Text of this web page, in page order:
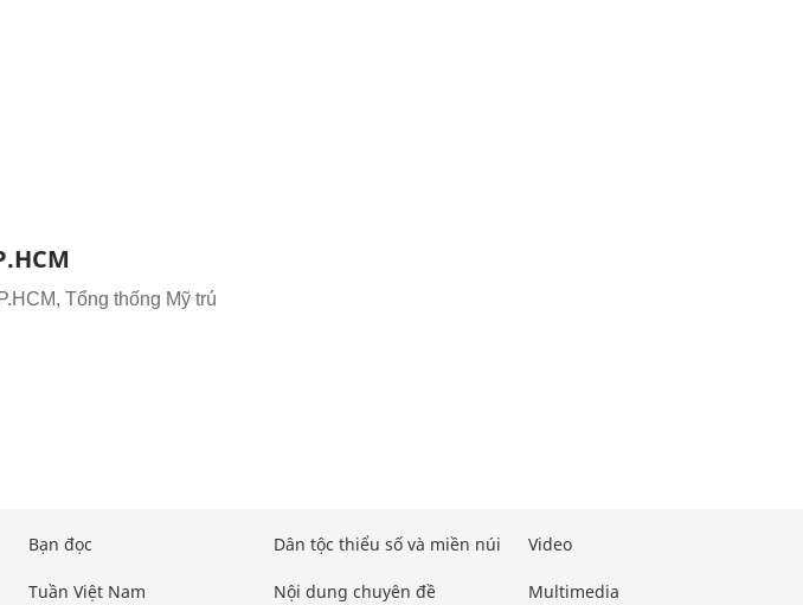
Tổng thống Mỹ trú
Bạn đọc
Tuần Việt Nam
Dân tộc thiểu số và miền núi
Nội dung chuyên đề
Video
Multimedia